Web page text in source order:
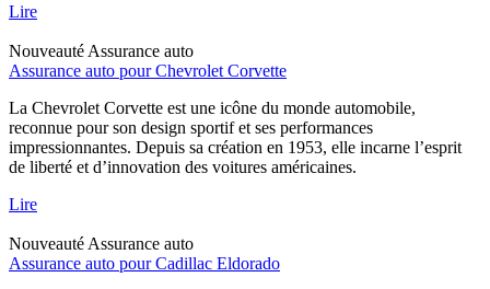
Lire
Nouveauté Assurance auto
Assurance auto pour Chevrolet Corvette
La Chevrolet Corvette est une icône du monde automobile,
reconnue pour son design sportif et ses performances
impressionnantes. Depuis sa création en 1953, elle incarne l’esprit
de liberté et d’innovation des voitures américaines.
Lire
Nouveauté Assurance auto
Assurance auto pour Cadillac Eldorado